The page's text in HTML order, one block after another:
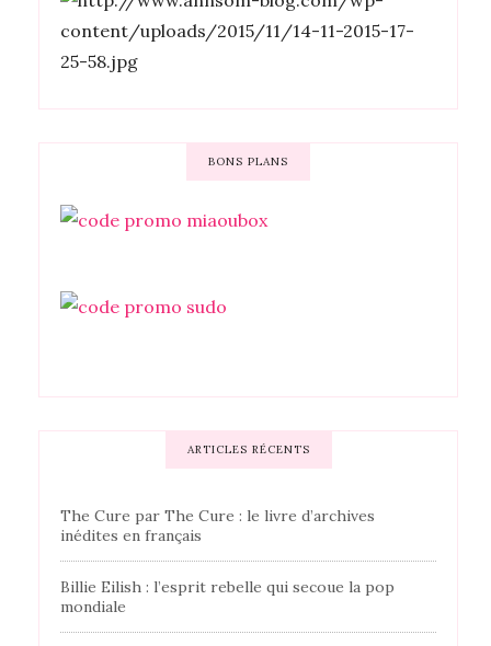
BONS PLANS
ARTICLES RÉCENTS
The Cure par The Cure : le livre d’archives
inédites en français
Billie Eilish : l’esprit rebelle qui secoue la pop
mondiale